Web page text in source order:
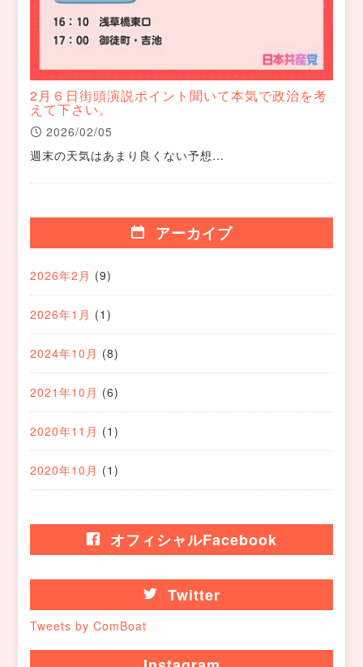
2月６日街頭演説ポイント聞いて本気で政治を考
えて下さい。
2026/02/05
週末の天気はあまり良くない予想…
アーカイブ
2026年2月 (9)
2026年1月 (1)
2024年10月 (8)
2021年10月 (6)
2020年11月 (1)
2020年10月 (1)
オフィシャルFacebook
Twitter
Tweets by ComBoat